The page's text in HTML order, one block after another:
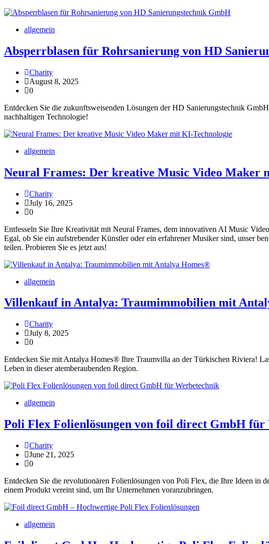
allgemein
Absperrblasen für Rohrsanierung von HD
Charity
August 8, 2025
0
Entdecken Sie die zukunftsweisenden Lösungen der HD Sanierungstechnik
nachhaltigen Technologie!
allgemein
Neural Frames: Der kreative Music Video Maker
Charity
July 16, 2025
0
Entfesseln Sie Ihre Kreativität mit Neural Frames, dem innovativen AI Music
Egal, ob Sie ein aufstrebender Künstler oder ein erfahrener Musiker sind, unser
teilen. Probieren Sie es jetzt aus!
allgemein
Villenkauf in Antalya: Traumimmobilien mit
Charity
July 8, 2025
0
Entdecken Sie mit Antalya Homes® Ihre Traumvilla an der Türkischen Riviera!
Leben in dieser atemberaubenden Region.
allgemein
Poli Flex Folienlösungen von foil direct GmbH für
Charity
June 21, 2025
0
Entdecken Sie die revolutionären Folienlösungen von Poli Flex, die Ihre Ideen
einem Produkt vereint sind, um Ihr Unternehmen voranzubringen.
allgemein